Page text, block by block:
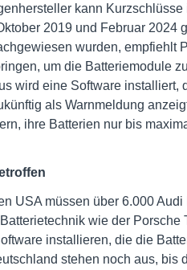
kann Kurzschlüsse
2019 und Februar 2024
wurden, empfiehlt
um die Batteriemodule
wird eine Software installiert,
als Warnmeldung
ihre Batterien nur bis
USA müssen über 6.000
wie der Porsche
installieren, die die
stehen noch aus, bis